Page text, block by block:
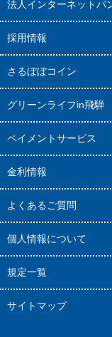
法人インターネットバ
採用情報
さるぼぼコイン
グリーンライフin飛騨
ペイメントサービス
金利情報
よくあるご質問
個人情報について
規定一覧
サイトマップ